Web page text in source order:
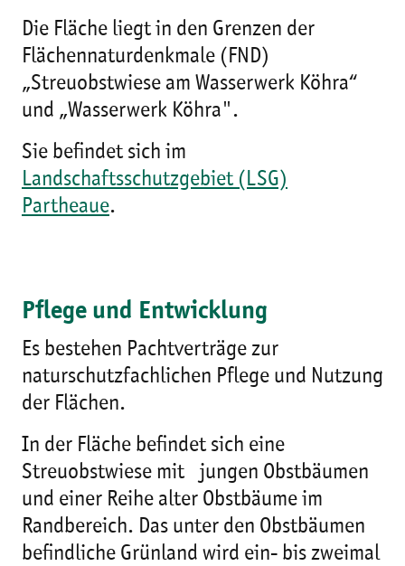
Die Fläche liegt in den Grenzen der
Flächennaturdenkmale (FND)
„Streuobstwiese am Wasserwerk Köhra“
und „Wasserwerk Köhra".
Sie befindet sich im
Landschaftsschutzgebiet (LSG)
Partheaue.
Pflege und Entwicklung
Es bestehen Pachtverträge zur
naturschutzfachlichen Pflege und Nutzung
der Flächen.
In der Fläche befindet sich eine
Streuobstwiese mit jungen Obstbäumen
und einer Reihe alter Obstbäume im
Randbereich. Das unter den Obstbäumen
befindliche Grünland wird ein- bis zweimal